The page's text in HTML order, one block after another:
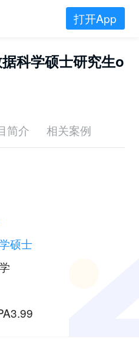
打开App
科学硕士研究生o
简介 相关案例
硕士